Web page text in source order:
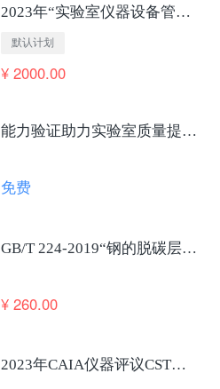
2023年“实验室仪器设备管理与量值溯源、仪器设备与标准物质期间核查技术要点”专题培训
默认计划
¥ 2000.00
能力验证助力实验室质量提升及国家高质量发展 王海舟
免费
GB/T 224-2019“钢的脱碳层深度测定法”笔试考核
¥ 260.00
2023年CAIA仪器评议CSTM仪器使役性能合格评定发布会